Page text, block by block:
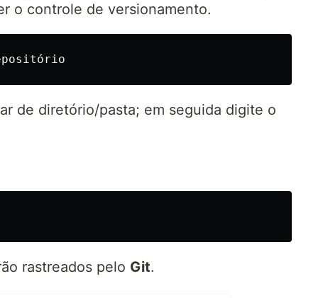
o controle de versionamento.
de diretório/pasta; em seguida digite o
rastreados pelo Git.